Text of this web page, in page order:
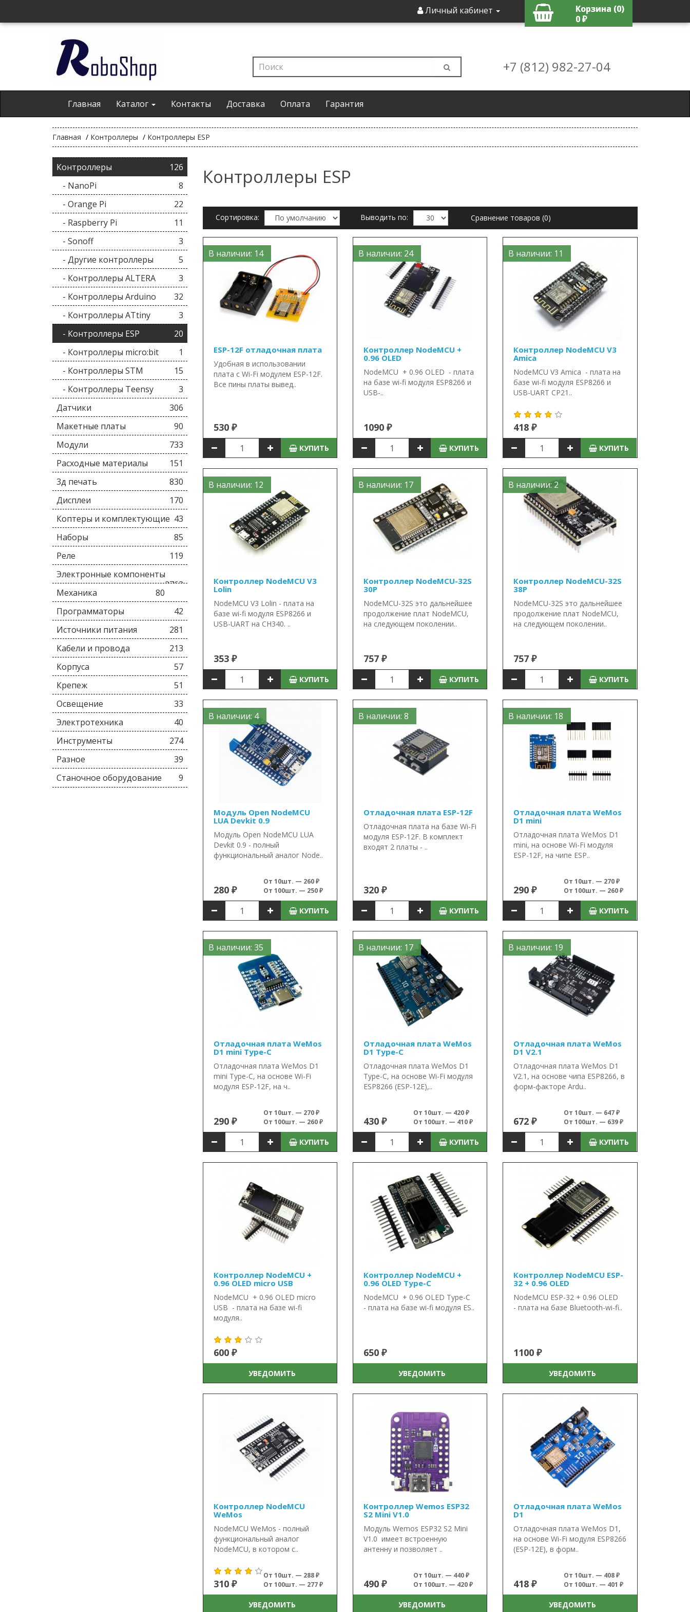
Личный кабинет
Корзина (0)
0 ₽
+7 (812) 982-27-04
Главная Каталог Контакты Доставка Оплата Гарантия
Главная Контроллеры Контроллеры ESP
Контроллеры
126
- NanoPi
8
- Orange Pi
22
- Raspberry Pi
11
- Sonoff
3
- Другие контроллеры
5
- Контроллеры ALTERA
3
- Контроллеры Arduino
32
- Контроллеры ATtiny
3
- Контроллеры ESP
20
- Контроллеры micro:bit
1
- Контроллеры STM
15
- Контроллеры Teensy
3
Датчики
306
Макетные платы
90
Модули
733
Расходные материалы
151
3д печать
830
Дисплеи
170
Коптеры и комплектующие 43
Наборы
85
Реле
119
Электронные компоненты
2763
Механика
80
Программаторы
42
Источники питания
281
Кабели и провода
213
Корпуса
57
Крепеж
51
Освещение
33
Электротехника
40
Инструменты
274
Разное
39
Станочное оборудование
9
Контроллеры ESP
Сортировка: Выводить по: Сравнение товаров (0)
В наличии: 14
ESP-12F отладочная плата
Удобная в использовании
плата с Wi-Fi модулем ESP-12F.
Все пины платы вывед..
530 ₽
КУПИТЬ
В наличии: 24
Контроллер NodeMCU +
0.96 OLED
NodeMCU + 0.96 OLED - плата
на базе wi-fi модуля ESP8266 и
USB-..
1090 ₽
КУПИТЬ
В наличии: 11
Контроллер NodeMCU V3
Amica
NodeMCU V3 Amica - плата на
базе wi-fi модуля ESP8266 и
USB-UART CP21..
418 ₽
КУПИТЬ
В наличии: 12
Контроллер NodeMCU V3
Lolin
NodeMCU V3 Lolin - плата на
базе wi-fi модуля ESP8266 и
USB-UART на CH340. ..
353 ₽
КУПИТЬ
В наличии: 17
Контроллер NodeMCU-32S
30P
NodeMCU-32S это дальнейшее
продолжение плат NodeMCU,
на следующем поколении..
757 ₽
КУПИТЬ
В наличии: 2
Контроллер NodeMCU-32S
38P
NodeMCU-32S это дальнейшее
продолжение плат NodeMCU,
на следующем поколении..
757 ₽
КУПИТЬ
В наличии: 4
Модуль Open NodeMCU
LUA Devkit 0.9
Модуль Open NodeMCU LUA
Devkit 0.9 - полный
функциональный аналог Node..
280 ₽
От 10шт. — 260 ₽
От 100шт. — 250 ₽
КУПИТЬ
В наличии: 8
Отладочная плата ESP-12F
Отладочная плата на базе Wi-Fi
модуля ESP-12F. В комплект
входят 2 платы - ..
320 ₽
КУПИТЬ
В наличии: 18
Отладочная плата WeMos
D1 mini
Отладочная плата WeMos D1
mini, на основе Wi-Fi модуля
ESP-12F, на чипе ESP..
290 ₽
От 10шт. — 270 ₽
От 100шт. — 260 ₽
КУПИТЬ
В наличии: 35
Отладочная плата WeMos
D1 mini Type-C
Отладочная плата WeMos D1
mini Type-C, на основе Wi-Fi
модуля ESP-12F, на ч..
290 ₽
От 10шт. — 270 ₽
От 100шт. — 260 ₽
КУПИТЬ
В наличии: 17
Отладочная плата WeMos
D1 Type-C
Отладочная плата WeMos D1
Type-C, на основе Wi-Fi модуля
ESP8266 (ESP-12E),..
430 ₽
От 10шт. — 420 ₽
От 100шт. — 410 ₽
КУПИТЬ
В наличии: 19
Отладочная плата WeMos
D1 V2.1
Отладочная плата WeMos D1
V2.1, на основе чипа ESP8266, в
форм-факторе Ardu..
672 ₽
От 10шт. — 647 ₽
От 100шт. — 639 ₽
КУПИТЬ
Контроллер NodeMCU +
0.96 OLED micro USB
NodeMCU + 0.96 OLED micro
USB - плата на базе wi-fi
модуля..
600 ₽
УВЕДОМИТЬ
Контроллер NodeMCU +
0.96 OLED Type-C
NodeMCU + 0.96 OLED Type-C
- плата на базе wi-fi модуля ES..
650 ₽
УВЕДОМИТЬ
Контроллер NodeMCU ESP-
32 + 0.96 OLED
NodeMCU ESP-32 + 0.96 OLED
- плата на базе Bluetooth-wi-fi..
1100 ₽
УВЕДОМИТЬ
Контроллер NodeMCU
WeMos
NodeMCU WeMos - полный
функциональный аналог
NodeMCU, в котором с..
310 ₽
От 10шт. — 288 ₽
От 100шт. — 277 ₽
УВЕДОМИТЬ
Контроллер Wemos ESP32
S2 Mini V1.0
Модуль Wemos ESP32 S2 Mini
V1.0 имеет встроенную
антенну и позволяет ..
490 ₽
От 10шт. — 440 ₽
От 100шт. — 420 ₽
УВЕДОМИТЬ
Отладочная плата WeMos
D1
Отладочная плата WeMos D1,
на основе Wi-Fi модуля ESP8266
(ESP-12E), в форм..
418 ₽
От 10шт. — 408 ₽
От 100шт. — 401 ₽
УВЕДОМИТЬ